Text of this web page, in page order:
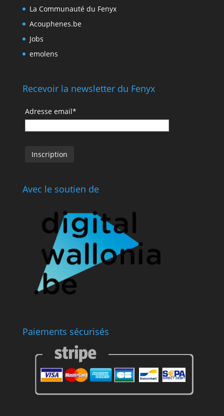
La Communauté du Fenyx
Acouphenes.be
Jobs
emolens
Recevoir la newsletter du Fenyx
Adresse email*
Avec le soutien de
Paiements sécurisés